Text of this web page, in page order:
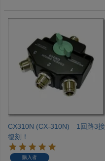
CX310N (CX-310N) 1回路3接
復刻！
購入者